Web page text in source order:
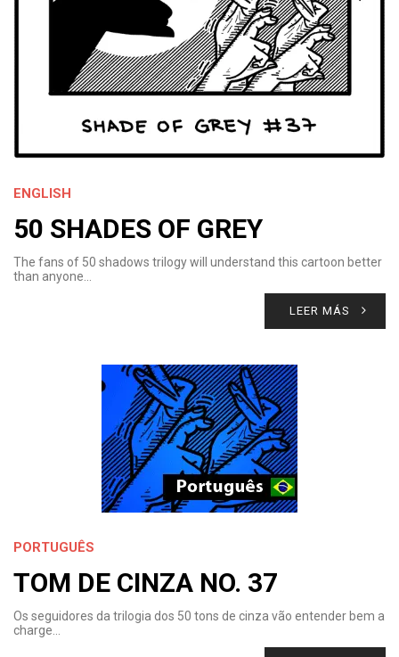
ENGLISH
50 SHADES OF GREY
The fans of 50 shadows trilogy will understand this cartoon better
than anyone…
LEER MÁS
PORTUGUÊS
TOM DE CINZA NO. 37
Os seguidores da trilogia dos 50 tons de cinza vão entender bem a
charge…